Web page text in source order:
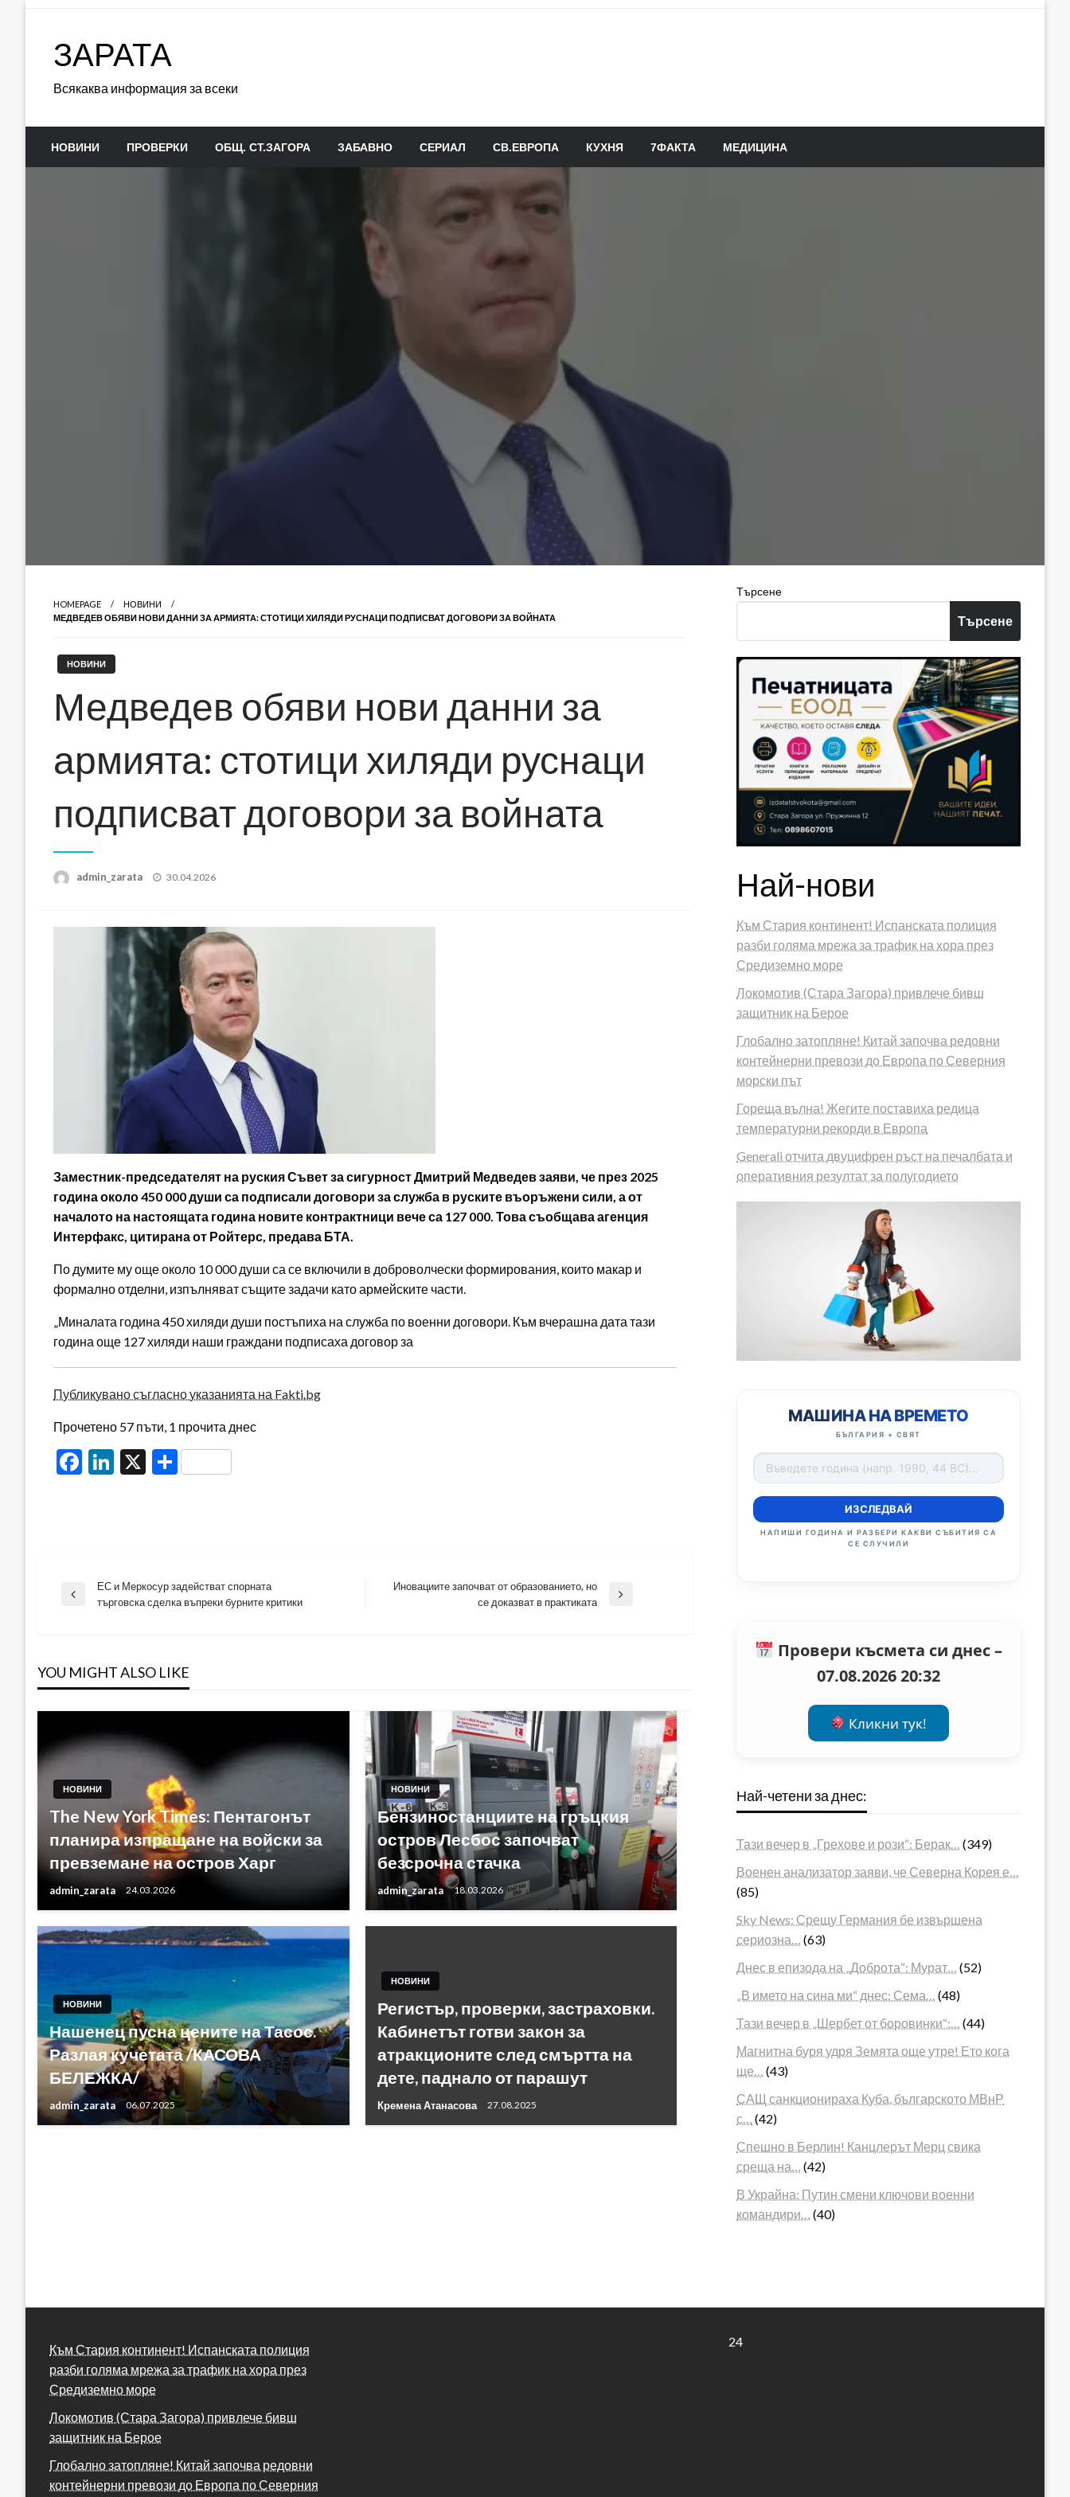
ЗАРАТА
Всякаква информация за всеки
НОВИНИ ПРОВЕРКИ ОБЩ. СТ.ЗАГОРА ЗАБАВНО СЕРИАЛ СВ.ЕВРОПА КУХНЯ 7ФАКТА МЕДИЦИНА
HOMEPAGE
НОВИНИ
МЕДВЕДЕВ ОБЯВИ НОВИ ДАННИ ЗА АРМИЯТА: СТОТИЦИ ХИЛЯДИ РУСНАЦИ ПОДПИСВАТ ДОГОВОРИ ЗА ВОЙНАТА
НОВИНИ
Медведев обяви нови данни за
армията: стотици хиляди руснаци
подписват договори за войната
admin_zarata
Posted
30.04.2026
Заместник-председателят на руския Съвет за сигурност Дмитрий Медведев заяви, че през 2025
година около 450 000 души са подписали договори за служба в руските въоръжени сили, а от
началото на настоящата година новите контрактници вече са 127 000. Това съобщава агенция
Интерфакс, цитирана от Ройтерс, предава БТА.
По думите му още около 10 000 души са се включили в доброволчески формирования, които макар и
формално отделни, изпълняват същите задачи като армейските части.
„Миналата година 450 хиляди души постъпиха на служба по военни договори. Към вчерашна дата тази
година още 127 хиляди наши граждани подписаха договор за
Публикувано съгласно указанията на Fakti.bg
Прочетено 57 пъти, 1 прочита днес
Facebook
LinkedIn
X Share
Навигация
Previous
ЕС и Меркосур задействат спорната
търговска сделка въпреки бурните критики
Иновациите започват от образованието, но
се доказват в практиката
YOU MIGHT ALSO LIKE
НОВИНИ
The New York Times: Пентагонът
планира изпращане на войски за
превземане на остров Харг
admin_zarata 24.03.2026
НОВИНИ
Бензиностанциите на гръцкия
остров Лесбос започват
безсрочна стачка
admin_zarata 18.03.2026
НОВИНИ
Нашенец пусна цените на Тасос.
Разлая кучетата /КАСОВА
БЕЛЕЖКА/
admin_zarata 06.07.2025
НОВИНИ
Регистър, проверки, застраховки.
Кабинетът готви закон за
атракционите след смъртта на
дете, паднало от парашут
Кремена Атанасова 27.08.2025
Търсене
Търсене
Най-нови
Към Стария континент! Испанската полиция
разби голяма мрежа за трафик на хора през
Средиземно море
Локомотив (Стара Загора) привлече бивш
защитник на Берое
Глобално затопляне! Китай започва редовни
контейнерни превози до Европа по Северния
морски път
Гореща вълна! Жегите поставиха редица
температурни рекорди в Европа
Generali отчита двуцифрен ръст на печалбата и
оперативния резултат за полугодието
МАШИНА НА ВРЕМЕТО
БЪЛГАРИЯ + СВЯТ
ИЗСЛЕДВАЙ
НАПИШИ ГОДИНА И РАЗБЕРИ КАКВИ СЪБИТИЯ СА
СЕ СЛУЧИЛИ
Провери късмета си днес –
07.08.2026 20:32
Кликни тук!
Най-четени за днес:
Тази вечер в „Грехове и рози“: Берак…
(349)
Военен анализатор заяви, че Северна Корея е…
(85)
Sky News: Срещу Германия бе извършена
сериозна…
(63)
Днес в епизода на „Доброта“: Мурат…
(52)
„В името на сина ми“ днес: Сема…
(48)
Тази вечер в „Шербет от боровинки“:…
(44)
Магнитна буря удря Земята още утре! Ето кога
ще…
(43)
САЩ санкционираха Куба, българското МВнР
с…
(42)
Спешно в Берлин! Канцлерът Мерц свика
среща на…
(42)
В Украйна: Путин смени ключови военни
командири…
(40)
Към Стария континент! Испанската полиция
разби голяма мрежа за трафик на хора през
Средиземно море
Локомотив (Стара Загора) привлече бивш
защитник на Берое
Глобално затопляне! Китай започва редовни
контейнерни превози до Европа по Северния
24